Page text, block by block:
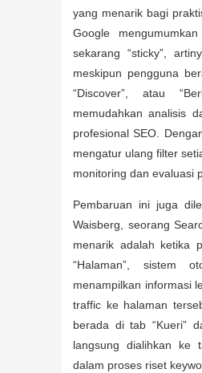
yang menarik bagi
Google
sekarang “sticky”,
meskipun pengguna
“Discover”, atau
memudahkan analisis
profesional SEO.
mengatur ulang filter
monitoring dan evaluasi
Pembaruan ini juga
Waisberg, seorang
menarik adalah ketika
“Halaman”, sistem
menampilkan informasi
traffic ke halaman
berada di tab “Kueri”
langsung dialihkan ke
dalam proses riset